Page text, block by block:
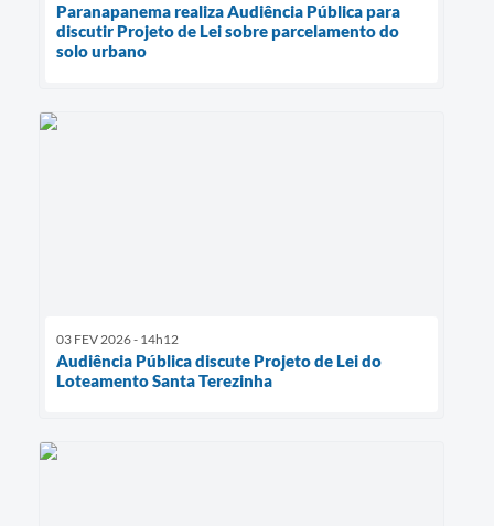
Paranapanema realiza Audiência Pública para
discutir Projeto de Lei sobre parcelamento do
solo urbano
03 FEV 2026 - 14h12
Audiência Pública discute Projeto de Lei do
Loteamento Santa Terezinha